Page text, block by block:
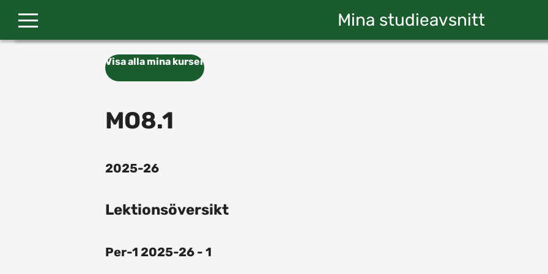
Mina studieavsnitt
Visa alla mina kurser
MO8.1
2025-26
Lektionsöversikt
Per-1 2025-26 - 1